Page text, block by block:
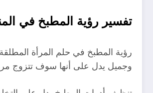
تفسير رؤية المطبخ في
رؤية المطبخ في حلم المرأة
وجميل يدل على أنها سوف تتزوج